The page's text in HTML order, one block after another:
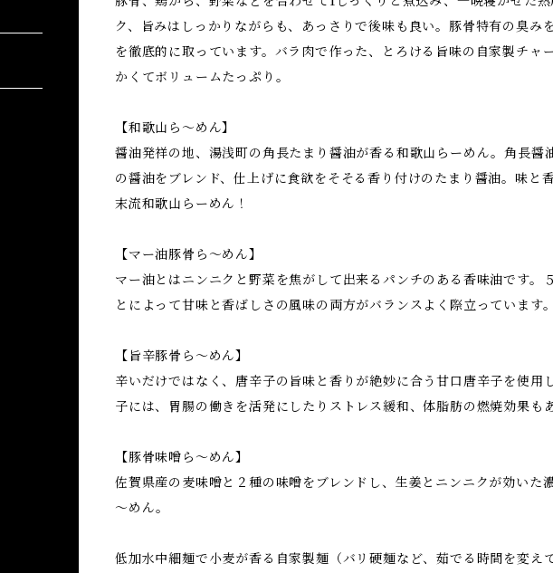
ク、旨みはしっかりながらも、あっさりで後味も良い。豚骨特有の臭み
を徹底的に取っています。バラ肉で作った、とろける旨味の自家製チャ
かくてボリュームたっぷり。
【和歌山ら～めん】
醤油発祥の地、湯浅町の角長たまり醤油が香る和歌山らーめん。角長醤
の醤油をブレンド、仕上げに食欲をそそる香り付けのたまり醤油。味と
末流和歌山らーめん！
【マー油豚骨ら～めん】
マー油とはニンニクと野菜を焦がして出来るパンチのある香味油です。
とによって甘味と香ばしさの風味の両方がバランスよく際立っています。
【旨辛豚骨ら～めん】
辛いだけではなく、唐辛子の旨味と香りが絶妙に合う甘口唐辛子を使用
子には、胃腸の働きを活発にしたりストレス緩和、体脂肪の燃焼効果も
【豚骨味噌ら～めん】
佐賀県産の麦味噌と２種の味噌をブレンドし、生姜とニンニクが効いた
～めん。
低加水中細麺で小麦が香る自家製麺（バリ硬麺など、茹でる時間を変え